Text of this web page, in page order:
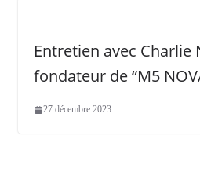
Entretien avec Charlie
fondateur de “M5
27 décembre 2023